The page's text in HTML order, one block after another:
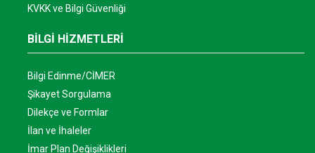
KVKK ve Bilgi Güvenliği
BİLGİ HİZMETLERİ
Bilgi Edinme/CİMER
Şikayet Sorgulama
Dilekçe ve Formlar
İlan ve İhaleler
İmar Plan Değişiklikleri